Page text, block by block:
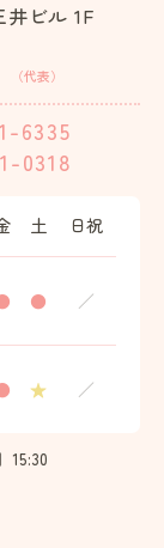
ビル 1F
（代表）
6335
0318
土 日祝
● ／
★ ／
15:30